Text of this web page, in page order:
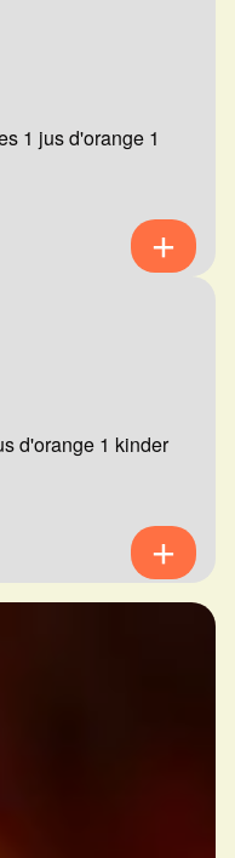
1 jus d'orange 1
d'orange 1 kinder